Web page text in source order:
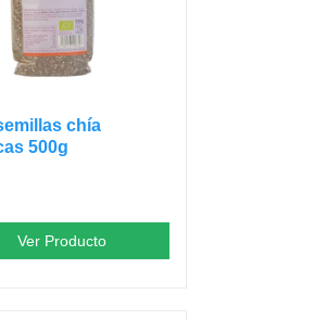
chía
500g
Ver Producto